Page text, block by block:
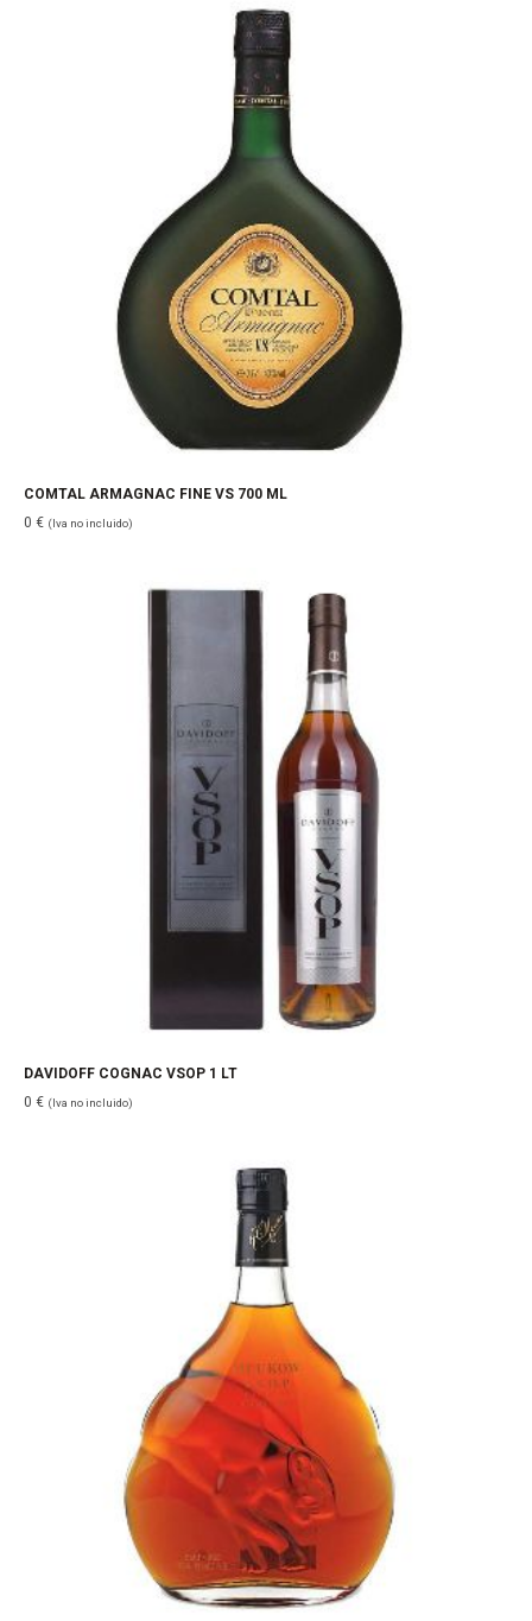
COMTAL ARMAGNAC FINE VS 700 ML
0 € (Iva no incluido)
DAVIDOFF COGNAC VSOP 1 LT
0 € (Iva no incluido)